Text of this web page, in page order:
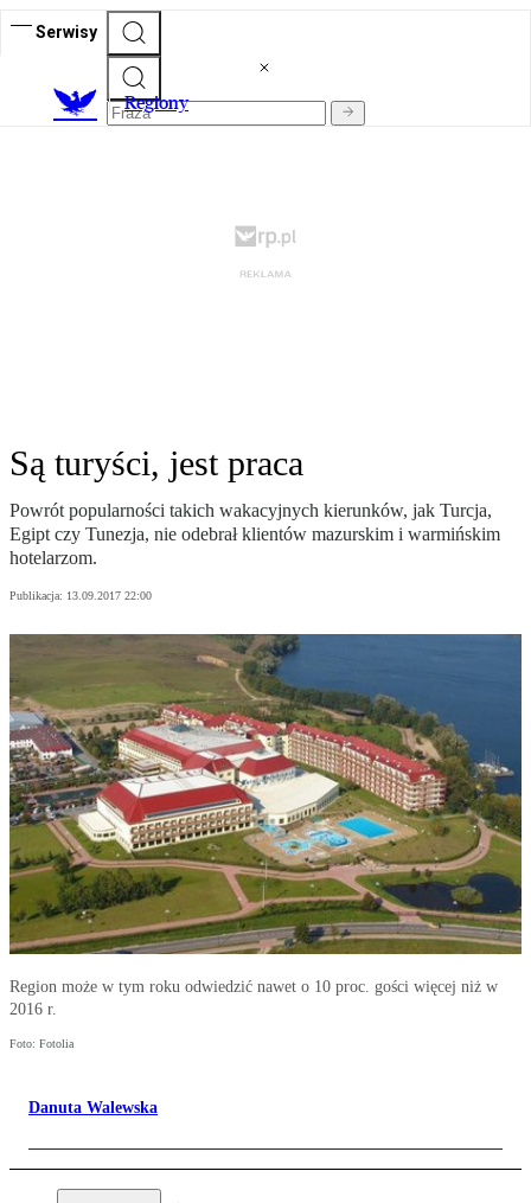
Serwisy
Regiony
Są turyści, jest praca
Powrót popularności takich wakacyjnych kierunków, jak Turcja,
Egipt czy Tunezja, nie odebrał klientów mazurskim i warmińskim
hotelarzom.
Publikacja: 13.09.2017 22:00
Region może w tym roku odwiedzić nawet o 10 proc. gości więcej niż w
2016 r.
Foto: Fotolia
Danuta Walewska